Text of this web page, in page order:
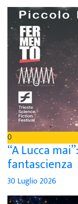
0
“A Lucca
fantascienza
30 Luglio 2026